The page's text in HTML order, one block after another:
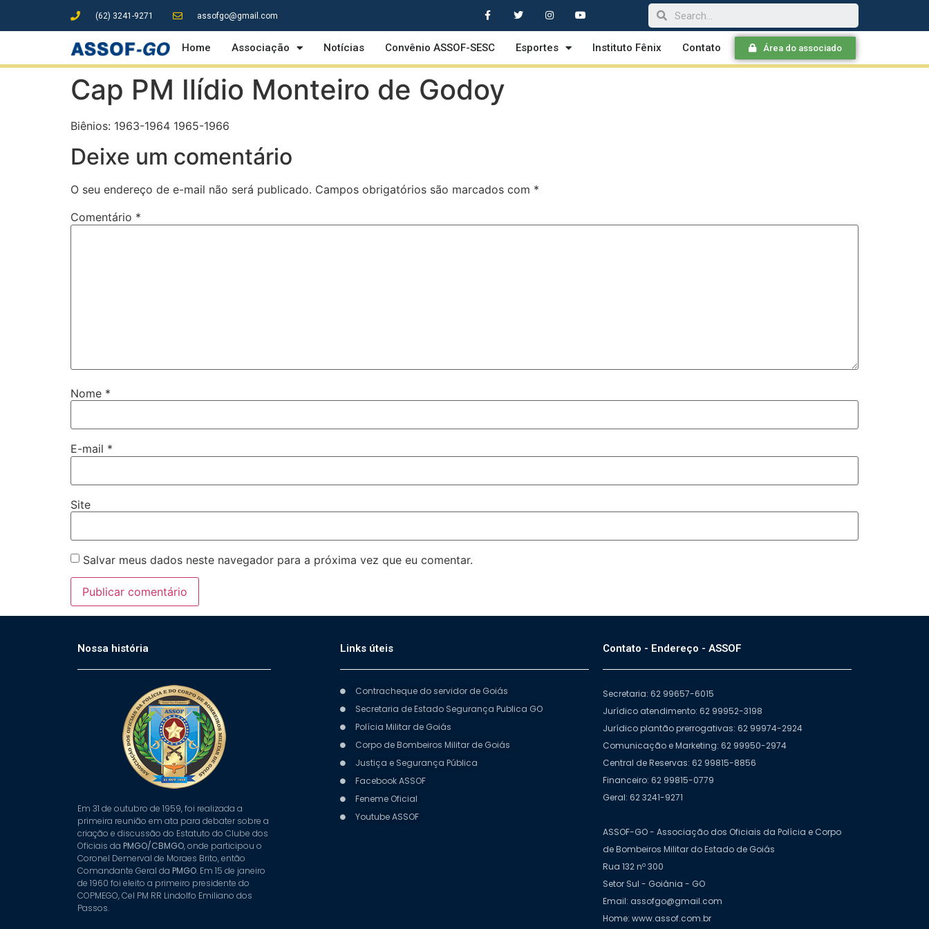
(62) 3241-9271 assofgo@gmail.com
Home Associação Notícias Convênio ASSOF-SESC Esportes Instituto Fênix Contato Área do associado
Cap PM Ilídio Monteiro de Godoy
Biênios: 1963-1964 1965-1966
Deixe um comentário
O seu endereço de e-mail não será publicado. Campos obrigatórios são marcados com *
Comentário *
Nome *
E-mail *
Site
Salvar meus dados neste navegador para a próxima vez que eu comentar.
Nossa história
Em 31 de outubro de 1959, foi realizada a
primeira reunião em ata para debater sobre a
criação e discussão do Estatuto do Clube dos
Oficiais da PMGO/CBMGO, onde participou o
Coronel Demerval de Moraes Brito, então
Comandante Geral da PMGO. Em 15 de janeiro
de 1960 foi eleito a primeiro presidente do
COPMEGO, Cel PM RR Lindolfo Emiliano dos
Passos.
Links úteis
Contracheque do servidor de Goiás
Secretaria de Estado Segurança Publica GO
Polícia Militar de Goiás
Corpo de Bombeiros Militar de Goiás
Justiça e Segurança Pública
Facebook ASSOF
Feneme Oficial
Youtube ASSOF
Contato - Endereço - ASSOF
Secretaria: 62 99657-6015
Jurídico atendimento: 62 99952-3198
Jurídico plantão prerrogativas: 62 99974-2924
Comunicação e Marketing: 62 99950-2974
Central de Reservas: 62 99815-8856
Financeiro: 62 99815-0779
Geral: 62 3241-9271
ASSOF-GO - Associação dos Oficiais da Polícia e Corpo
de Bombeiros Militar do Estado de Goiás
Rua 132 nº 300
Setor Sul - Goiânia - GO
Email: assofgo@gmail.com
Home: www.assof.com.br